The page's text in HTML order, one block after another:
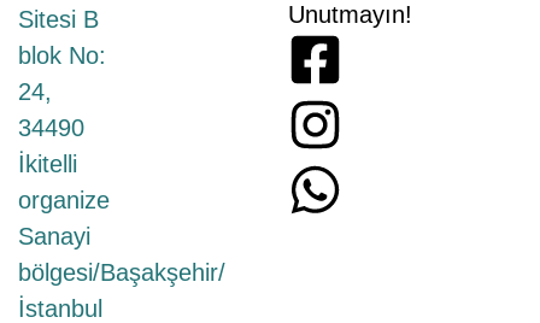
Sitesi B
blok No:
24,
34490
İkitelli
organize
Sanayi
bölgesi/Başakşehir/
İstanbul
Unutmayın!